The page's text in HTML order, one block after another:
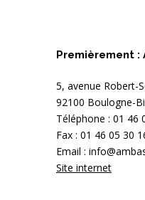
Premièrement :
5, avenue Robert-
92100 Boulogne-
Téléphone : 01 46
Fax : 01 46 05 30
Email :
Site internet